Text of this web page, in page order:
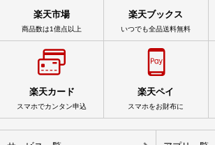
楽天市場
商品数は1億点以上
楽天ブックス
いつでも全品送料無料
楽天カード
スマホでカンタン申込
楽天ペイ
スマホをお財布に